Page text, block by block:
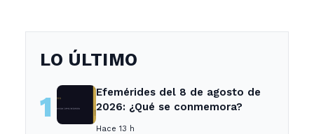
LO ÚLTIMO
1
Efemérides del 8 de agosto de
2026: ¿Qué se conmemora?
Hace 13 h